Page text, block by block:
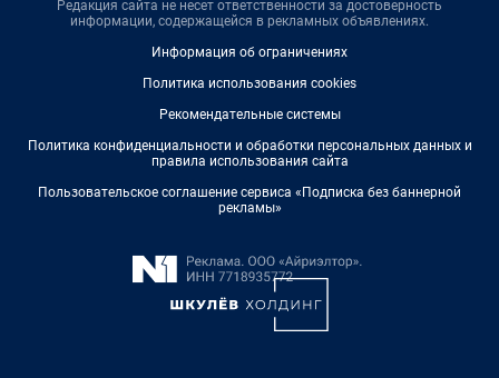
Редакция сайта не несет ответственности за достоверность
информации, содержащейся в рекламных объявлениях.
Информация об ограничениях
Политика использования cookies
Рекомендательные системы
Политика конфиденциальности и обработки персональных данных и
правила использования сайта
Пользовательское соглашение сервиса «Подписка без баннерной
рекламы»